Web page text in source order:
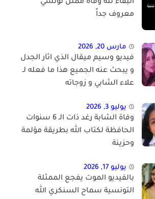
البقاء لله وفاة ممثل تونسي
معروف جداً
مارس 20, 2026
فيديو وسيم ميقال الذي اثار الجدل
و يبحث عنه الجميع هذا ما فعله لـ
علاء الشابي و زوجاته
يوليو 3, 2026
وفاة الشابة رغد ذات الـ 6 سنوات
الحافظة لكتاب الله بطريقة مؤلمة
وحزينة
يوليو 17, 2026
بالفيديو الموت يفجع الممثلة
التونسية سماح السنكري الله